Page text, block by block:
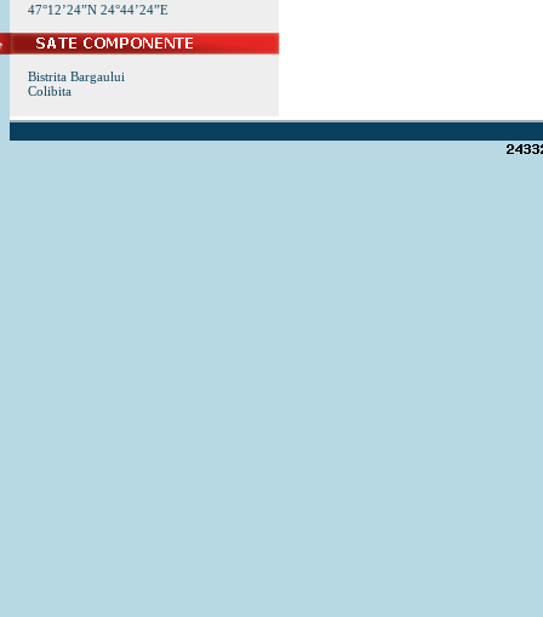
47°12’24”N 24°44’24”E
Bistrita Bargaului
Colibita